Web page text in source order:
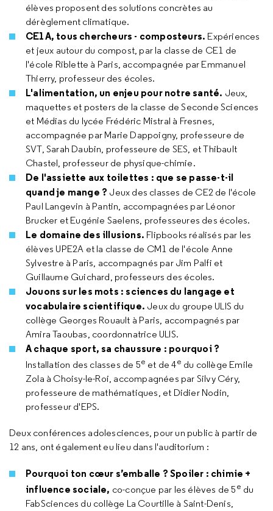
élèves proposent des solutions concrètes au
dérèglement climatique.
CE1A, tous chercheurs - composteurs. Expériences
et jeux autour du compost, par la classe de CE1 de
l'école Riblette à Paris, accompagnée par Emmanuel
Thierry, professeur des écoles.
L'alimentation, un enjeu pour notre santé. Jeux,
maquettes et posters de la classe de Seconde Sciences
et Médias du lycée Frédéric Mistral à Fresnes,
accompagnée par Marie Dappoigny, professeure de
SVT, Sarah Daubin, professeure de SES, et Thibault
Chastel, professeur de physique-chimie.
De l'assiette aux toilettes : que se passe-t-il
quand je mange ? Jeux des classes de CE2 de l'école
Paul Langevin à Pantin, accompagnées par Léonor
Brucker et Eugénie Saelens, professeures des écoles.
Le domaine des illusions. Flipbooks réalisés par les
élèves UPE2A et la classe de CM1 de l'école Anne
Sylvestre à Paris, accompagnés par Jim Palfi et
Guillaume Guichard, professeurs des écoles.
Jouons sur les mots : sciences du langage et
vocabulaire scientifique. Jeux du groupe ULIS du
collège Georges Rouault à Paris, accompagnés par
Amira Taoubas, coordonnatrice ULIS.
A chaque sport, sa chaussure : pourquoi ?
Installation des classes de 5e et de 4e du collège Emile
Zola à Choisy-le-Roi, accompagnées par Silvy Céry,
professeure de mathématiques, et Didier Nodin,
professeur d'EPS.
Deux conférences adolesciences, pour un public à partir de
12 ans, ont également eu lieu dans l'auditorium :
Pourquoi ton cœur s’emballe ? Spoiler : chimie +
influence sociale, co-conçue par les élèves de 5e du
FabSciences du collège La Courtille à Saint-Denis,